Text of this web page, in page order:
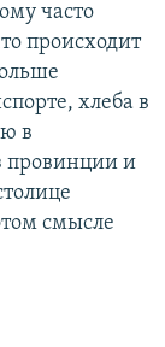
часто
происходит
хлеба в
в
провинции и
смысле